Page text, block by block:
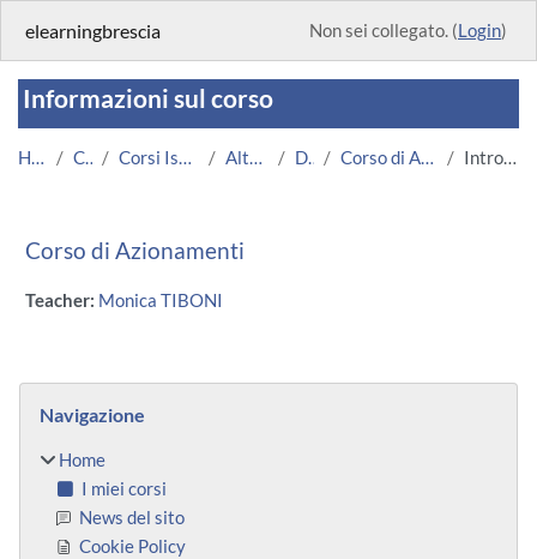
elearningbrescia Non sei collegato. (Login)
Informazioni sul corso
Home Corsi Corsi Istituzionali Altri Corsi DIMI Corso di Azionamenti Introduzione
Corso di Azionamenti
Teacher: Monica TIBONI
Blocchi
Navigazione
Home
I miei corsi
News del sito
Cookie Policy